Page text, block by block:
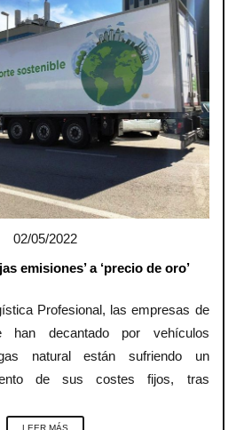
02/05/2022
emisiones’ a ‘precio de oro’
Profesional, las empresas de
han decantado por vehículos
natural están sufriendo un
de sus costes fijos, tras